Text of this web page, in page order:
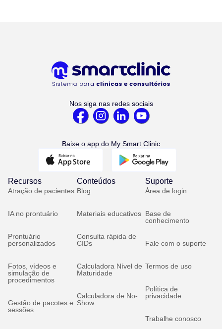
Nos siga nas redes sociais
Baixe o app do My Smart Clinic
Recursos
Atração de pacientes
IA no prontuário
Prontuário
personalizados
Fotos, vídeos e
simulação de
procedimentos
Gestão de pacotes e
sessões
Conteúdos
Blog
Materiais educativos
Consulta rápida de
CIDs
Calculadora Nível de
Maturidade
Calculadora de No-
Show
Suporte
Área de login
Base de
conhecimento
Fale com o suporte
Termos de uso
Política de
privacidade
Trabalhe conosco